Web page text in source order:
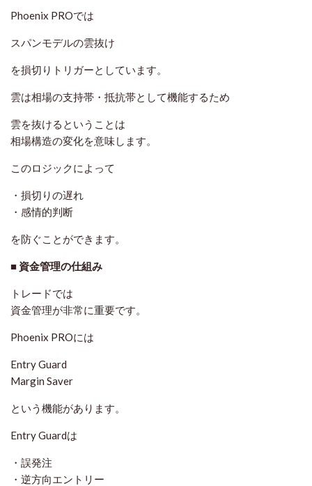
Phoenix PROでは
スパンモデルの雲抜け
を損切りトリガーとしています。
雲は相場の支持帯・抵抗帯として機能するため
雲を抜けるということは
相場構造の変化を意味します。
このロジックによって
・損切りの遅れ
・感情的判断
を防ぐことができます。
■ 資金管理の仕組み
トレードでは
資金管理が非常に重要です。
Phoenix PROには
Entry Guard
Margin Saver
という機能があります。
Entry Guardは
・誤発注
・逆方向エントリー